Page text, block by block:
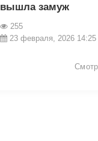
вышла замуж
255
23 февраля, 2026 14:25